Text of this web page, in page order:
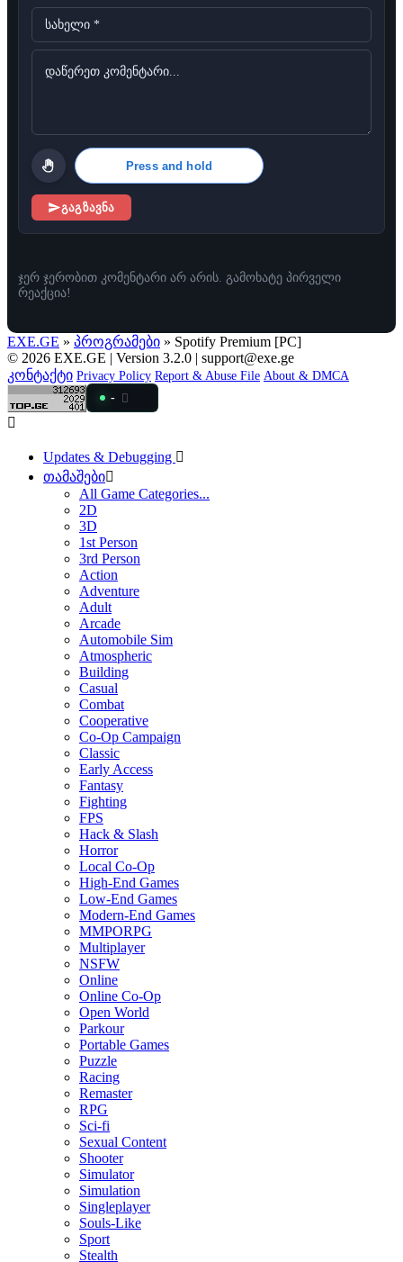
Press and hold
გაგზავნა
ჯერ ჯერობით კომენტარი არ არის. გამოხატე პირველი
რეაქცია!
EXE.GE » პროგრამები » Spotify Premium [PC]
© 2026 EXE.GE | Version 3.2.0 | support@exe.ge
კონტაქტი Privacy Policy Report & Abuse File About & DMCA
-
Updates & Debugging
თამაშები
All Game Categories...
2D
3D
1st Person
3rd Person
Action
Adventure
Adult
Arcade
Automobile Sim
Atmospheric
Building
Casual
Combat
Cooperative
Co-Op Campaign
Classic
Early Access
Fantasy
Fighting
FPS
Hack & Slash
Horror
Local Co-Op
High-End Games
Low-End Games
Modern-End Games
MMPORPG
Multiplayer
NSFW
Online
Online Co-Op
Open World
Parkour
Portable Games
Puzzle
Racing
Remaster
RPG
Sci-fi
Sexual Content
Shooter
Simulator
Simulation
Singleplayer
Souls-Like
Sport
Stealth